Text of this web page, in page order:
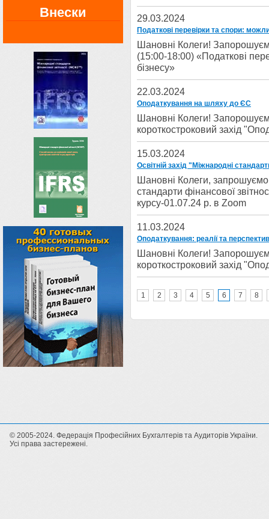
Внески 29.03.2024
Податкові перевірки та спори:
Шановні Колеги!
(15:00-18:00) «Податкові
бізнесу»
22.03.2024
Оподаткування на шляху до ЄС
Шановні Колеги!
короткостроковий захід
15.03.2024
Освітній захід "Міжнародні
Шановні Колеги, запрошуємо
стандарти фінансової
курсу-01.07.24 р. в Zoom
11.03.2024
Оподаткування: реалії та
Шановні Колеги!
короткостроковий захід
1 2 3 4 5 6 7 8
© 2005-2024. Федерація Професійних Бухгалтерів та Аудиторів України.
Усі права застережені.